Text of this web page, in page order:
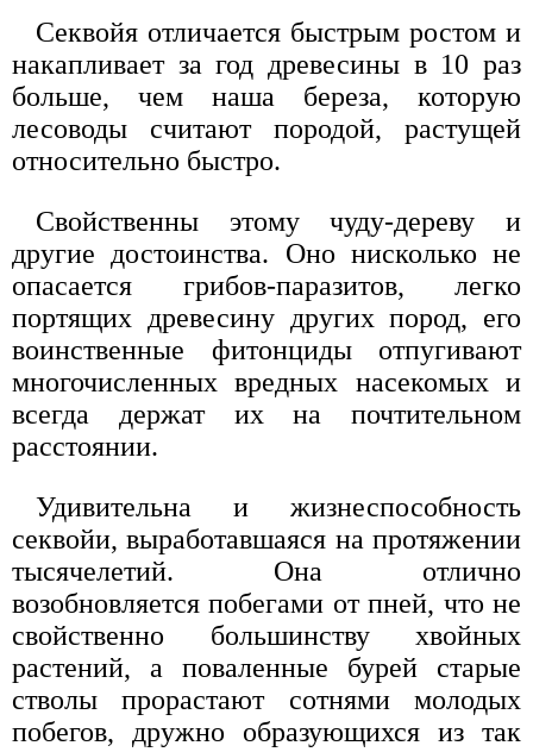
Секвойя отличается быстрым ростом и
накапливает за год древесины в 10 раз
больше, чем наша береза, которую
лесоводы считают породой, растущей
относительно быстро.
Свойственны этому чуду-дереву и
другие достоинства. Оно нисколько не
опасается грибов-паразитов, легко
портящих древесину других пород, его
воинственные фитонциды отпугивают
многочисленных вредных насекомых и
всегда держат их на почтительном
расстоянии.
Удивительна и жизнеспособность
секвойи, выработавшаяся на протяжении
тысячелетий. Она отлично
возобновляется побегами от пней, что не
свойственно большинству хвойных
растений, а поваленные бурей старые
стволы прорастают сотнями молодых
побегов, дружно образующихся из так